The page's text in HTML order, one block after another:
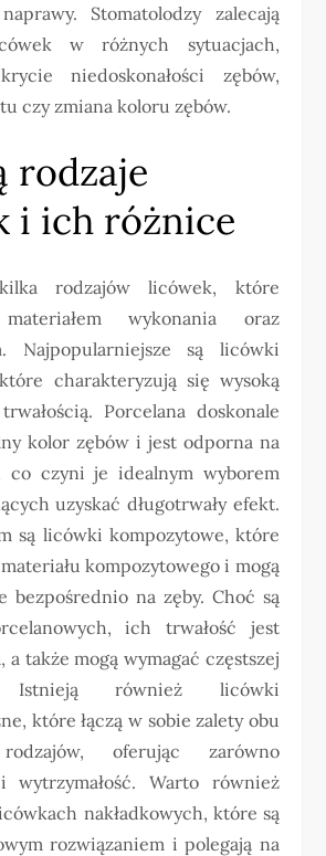
Stomatolodzy zalecają
w różnych sytuacjach,
niedoskonałości zębów,
czy zmiana koloru zębów.
rodzaje
i ich różnice
rodzajów licówek, które
wykonania oraz
Najpopularniejsze są licówki
charakteryzują się wysoką
Porcelana doskonale
kolor zębów i jest odporna na
co czyni je idealnym wyborem
uzyskać długotrwały efekt.
są licówki kompozytowe, które
kompozytowego i mogą
bezpośrednio na zęby. Choć są
ich trwałość jest
a także mogą wymagać częstszej
Istnieją również licówki
które łączą w sobie zalety obu
oferując zarówno
wytrzymałość. Warto również
nakładkowych, które są
rozwiązaniem i polegają na